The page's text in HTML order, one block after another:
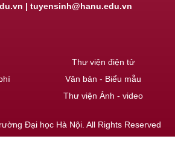
| tuyensinh@hanu.edu.vn
Thư viện điện tử
Văn bản - Biểu mẫu
Thư viện Ảnh - video
Đại học Hà Nội. All Rights Reserved